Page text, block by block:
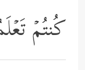
كُنتُمۡ